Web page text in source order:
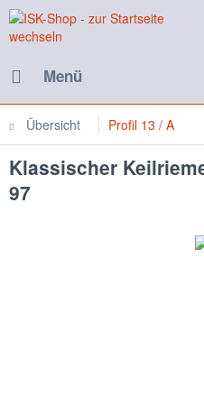
Menü
Übersicht Profil 13 / A
Klassischer
97